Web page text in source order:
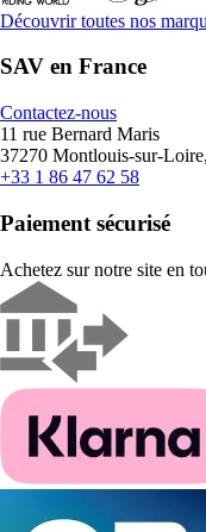
Découvrir toutes nos
SAV en France
Contactez-nous
11 rue Bernard Maris
37270 Montlouis-sur-
+33 1 86 47 62 58
Paiement sécurisé
Achetez sur notre site en